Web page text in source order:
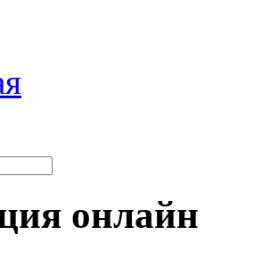
онлайн